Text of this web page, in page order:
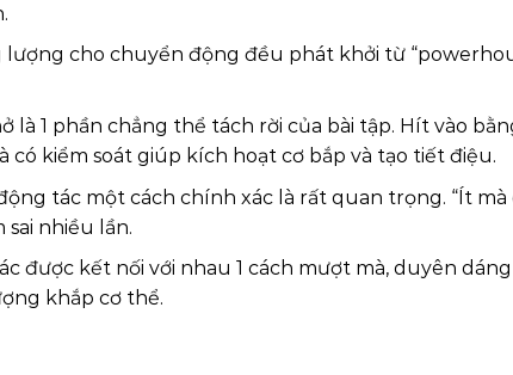
cho chuyển động đều phát khởi từ
là 1 phần chẳng thể tách rời của bài tập. Hít vào
có kiểm soát giúp kích hoạt cơ bắp và tạo tiết điệu.
tác một cách chính xác là rất quan trọng. “Ít mà
sai nhiều lần.
được kết nối với nhau 1 cách mượt mà, duyên dáng
khắp cơ thể.